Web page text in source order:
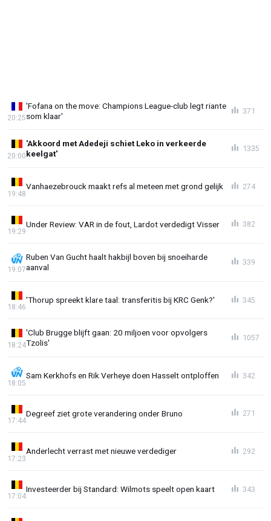
'Fofana on the move: Champions League-club legt riante
som klaar'
20:25
371
'Akkoord met Adedeji schiet Leko in verkeerde
keelgat'
20:00
1335
Vanhaezebrouck maakt refs al meteen met grond gelijk
19:48
274
Under Review: VAR in de fout, Lardot verdedigt Visser
19:29
382
Ruben Van Gucht haalt hakbijl boven bij snoeiharde
aanval
19:07
339
'Thorup spreekt klare taal: transferitis bij KRC Genk?'
18:46
345
'Club Brugge blijft gaan: 20 miljoen voor opvolgers
Tzolis'
18:24
1057
Sam Kerkhofs en Rik Verheye doen Hasselt ontploffen
18:05
342
Degreef ziet grote verandering onder Bruno
17:44
271
Anderlecht verrast met nieuwe verdediger
17:23
292
Investeerder bij Standard: Wilmots speelt open kaart
17:04
343